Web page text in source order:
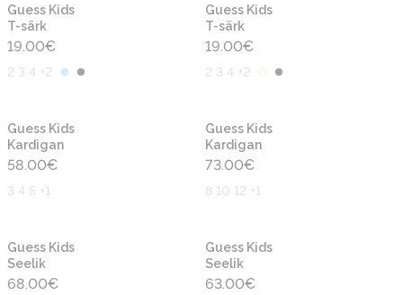
Guess Kids
T-särk
19.00€
2 3 4 +2
Guess Kids
T-särk
19.00€
2 3 4 +2
Guess Kids
Kardigan
58.00€
3 4 5 +1
Guess Kids
Kardigan
73.00€
8 10 12 +1
Guess Kids
Seelik
68.00€
Guess Kids
Seelik
63.00€